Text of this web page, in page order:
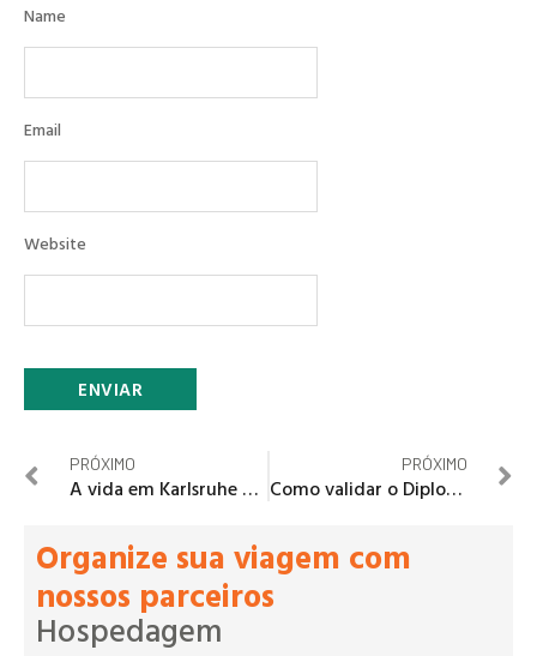
Name
Email
Website
PRÓXIMO
A vida em Karlsruhe na Alemanha
PRÓXIMO
Como validar o Diploma brasileiro de Engenharia na Alemanha?
Organize sua viagem com
nossos parceiros
Hospedagem